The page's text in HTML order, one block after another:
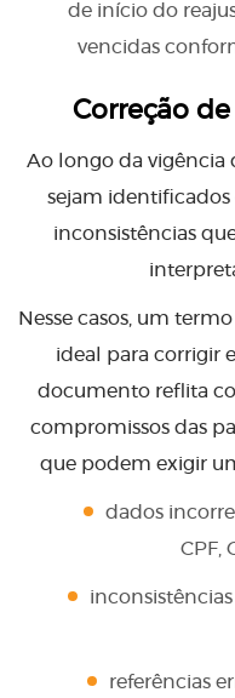
de início do
vencidas
Correção
Ao longo da vigência
sejam identificados
inconsistências
Nesse casos, um
ideal para corrigir
documento reflita
compromissos das
que podem exigir
dados
CPF,
referências